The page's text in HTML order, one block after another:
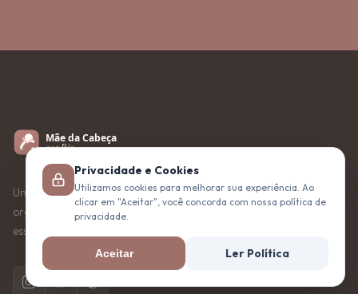
Um blog de maternidade e bebês feito para acolher,
organizar informacões e ajudar familias a viverem
essa fase com mais calma.
Privacidade e Cookies
Utilizamos cookies para melhorar sua experiência. Ao
clicar em "Aceitar", você concorda com nossa política de
privacidade.
Aceitar Ler Política